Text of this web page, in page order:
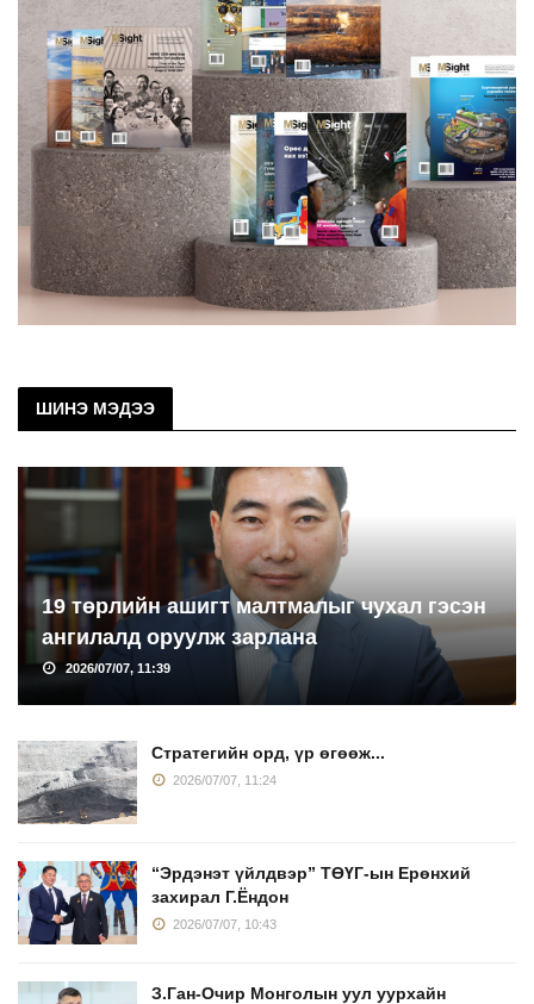
ШИНЭ МЭДЭЭ
19 төрлийн ашигт малтмалыг чухал гэсэн
ангилалд оруулж зарлана
2026/07/07, 11:39
Стратегийн орд, үр өгөөж...
2026/07/07, 11:24
“Эрдэнэт үйлдвэр” ТӨҮГ-ын Ерөнхий
захирал Г.Ёндон
2026/07/07, 10:43
З.Ган-Очир Монголын уул уурхайн